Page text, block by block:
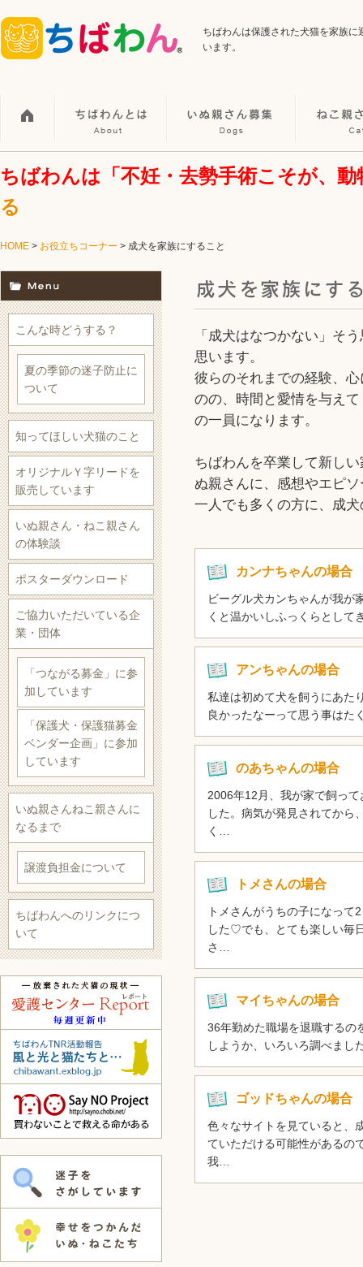
ちばわんは保護された犬猫を家族
います。
ちばわんは「不妊・去勢手術こそが、
る
HOME > お役立ちコーナー > 成犬を家族にすること
「成犬はなつかない」そ
思います。
彼らのそれまでの経験、
のの、時間と愛情を与え
の一員になります。
ちばわんを卒業して新し
ぬ親さんに、感想やエピ
一人でも多くの方に、成
カンナちゃんの場合
ビーグル犬カンちゃんが我が
くと温かいしふっくらとし
アンちゃんの場合
私達は初めて犬を飼うにあた
良かったなーって思う事はた
のあちゃんの場合
2006年12月、我が家で飼っ
した。病気が発見されてから
く…
トメさんの場合
トメさんがうちの子になっ
した♡でも、とても楽しい毎
さ…
マイちゃんの場合
36年勤めた職場を退職するの
しようか、いろいろ調べま
ゴッドちゃんの場合
色々なサイトを見ていると、
ていただける可能性があるの
我…
こんな時どうする？
夏の季節の迷子防止に
ついて
知ってほしい犬猫のこと
オリジナルＹ字リードを
販売しています
いぬ親さん・ねこ親さん
の体験談
ポスターダウンロード
ご協力いただいている企
業・団体
「つながる募金」に参
加しています
「保護犬・保護猫募金
ベンダー企画」に参加
しています
いぬ親さんねこ親さんに
なるまで
譲渡負担金について
ちばわんへのリンクにつ
いて